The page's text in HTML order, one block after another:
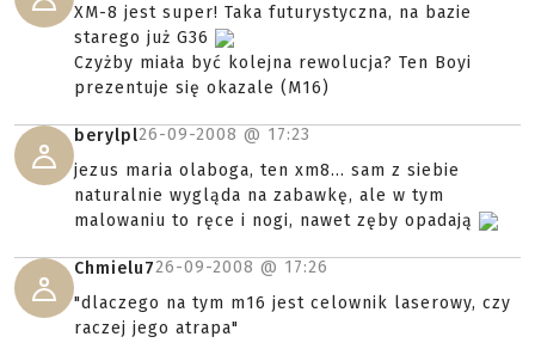
XM-8 jest super! Taka futurystyczna, na bazie
starego już G36
Czyżby miała być kolejna rewolucja? Ten Boyi
prezentuje się okazale (M16)
berylpl26-09-2008 @ 17:23
jezus maria olaboga, ten xm8... sam z siebie
naturalnie wygląda na zabawkę, ale w tym
malowaniu to ręce i nogi, nawet zęby opadają
Chmielu726-09-2008 @ 17:26
"dlaczego na tym m16 jest celownik laserowy, czy
raczej jego atrapa"